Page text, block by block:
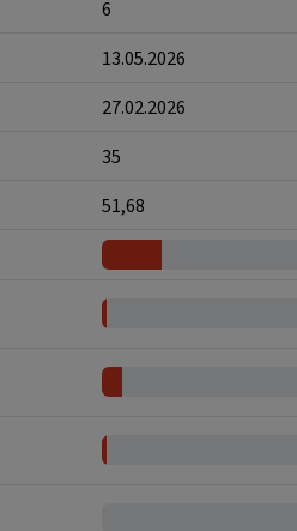
6
13.05.2026
27.02.2026
35
51,68